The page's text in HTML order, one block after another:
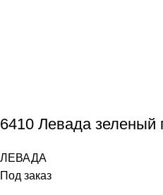
6410 Левада зеленый
ЛЕВАДА
Под заказ